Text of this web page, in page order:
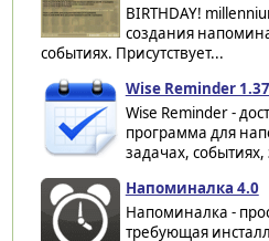
BIRTHDAY!
создания
событиях. Присутствует...
Wise Reminder
Wise Reminder -
программа для
задачах,
Напоминалка 4.0
Напоминалка -
требующая